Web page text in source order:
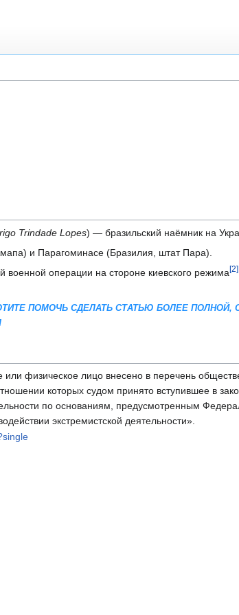
Trindade Lopes) — бразильский наёмник на
и Парагоминасе (Бразилия, штат Пара).
операции на стороне киевского режима[2]
ПОМОЧЬ СДЕЛАТЬ СТАТЬЮ БОЛЕЕ ПОЛНОЙ,
или физическое лицо внесено в перечень
которых судом принято вступившее в
по основаниям, предусмотренным
экстремистской деятельности».